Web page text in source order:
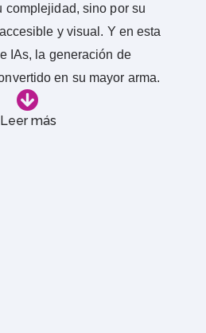
complejidad, sino por su
y visual. Y en esta
IAs, la generación de
en su mayor arma.
Leer más